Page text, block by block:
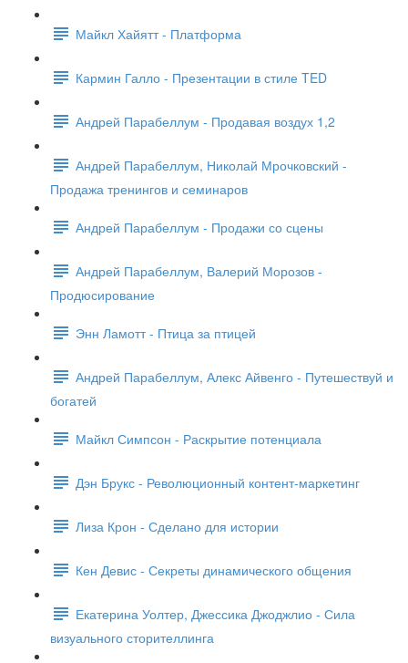
Майкл Хайятт - Платформа
Кармин Галло - Презентации в стиле TED
Андрей Парабеллум - Продавая воздух 1,2
Андрей Парабеллум, Николай Мрочковский -
Продажа тренингов и семинаров
Андрей Парабеллум - Продажи со сцены
Андрей Парабеллум, Валерий Морозов -
Продюсирование
Энн Ламотт - Птица за птицей
Андрей Парабеллум, Алекс Айвенго - Путешествуй и
богатей
Майкл Симпсон - Раскрытие потенциала
Дэн Брукс - Революционный контент-маркетинг
Лиза Крон - Сделано для истории
Кен Девис - Секреты динамического общения
Екатерина Уолтер, Джессика Джоджлио - Сила
визуального сторителлинга